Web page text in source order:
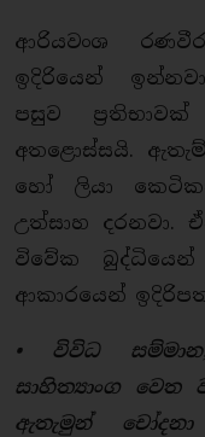
ආරියවංශ
ඉදිරියෙන්
පසුව
අතළොස්සයි.
හෝ ලියා
උත්සාහ දරනවා.
විවේක
ආකාරයෙන්
• විවිධ
සාහිත්‍යාංග වෙත
ඇතැමුන්